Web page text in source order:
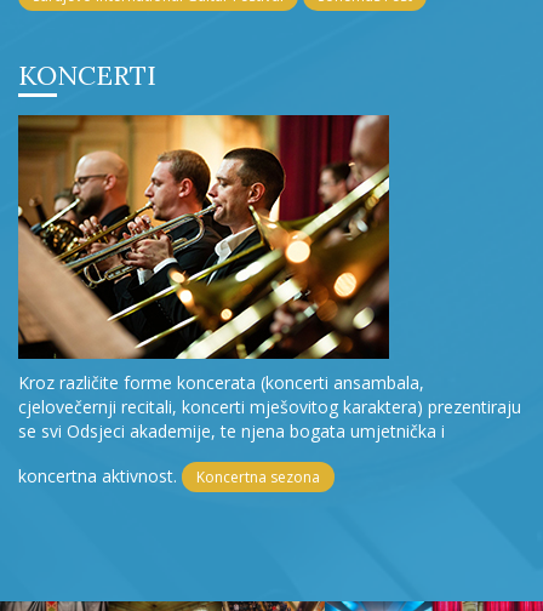
KONCERTI
Kroz različite forme koncerata (koncerti ansambala,
cjelovečernji recitali, koncerti mješovitog karaktera) prezentiraju
se svi Odsjeci akademije, te njena bogata umjetnička i
koncertna aktivnost.
Koncertna sezona